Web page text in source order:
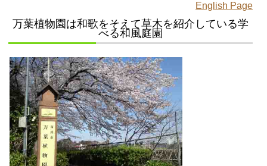
English Page
万葉植物園は和歌をそえて草木を紹介している学
べる和風庭園